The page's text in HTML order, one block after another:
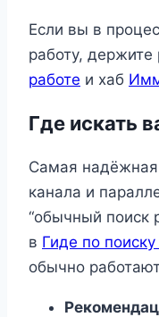
Если вы в
работу, держите
работе и хаб
Где искать
Самая надёжная
канала и
“обычный поиск
в Гиде по
обычно